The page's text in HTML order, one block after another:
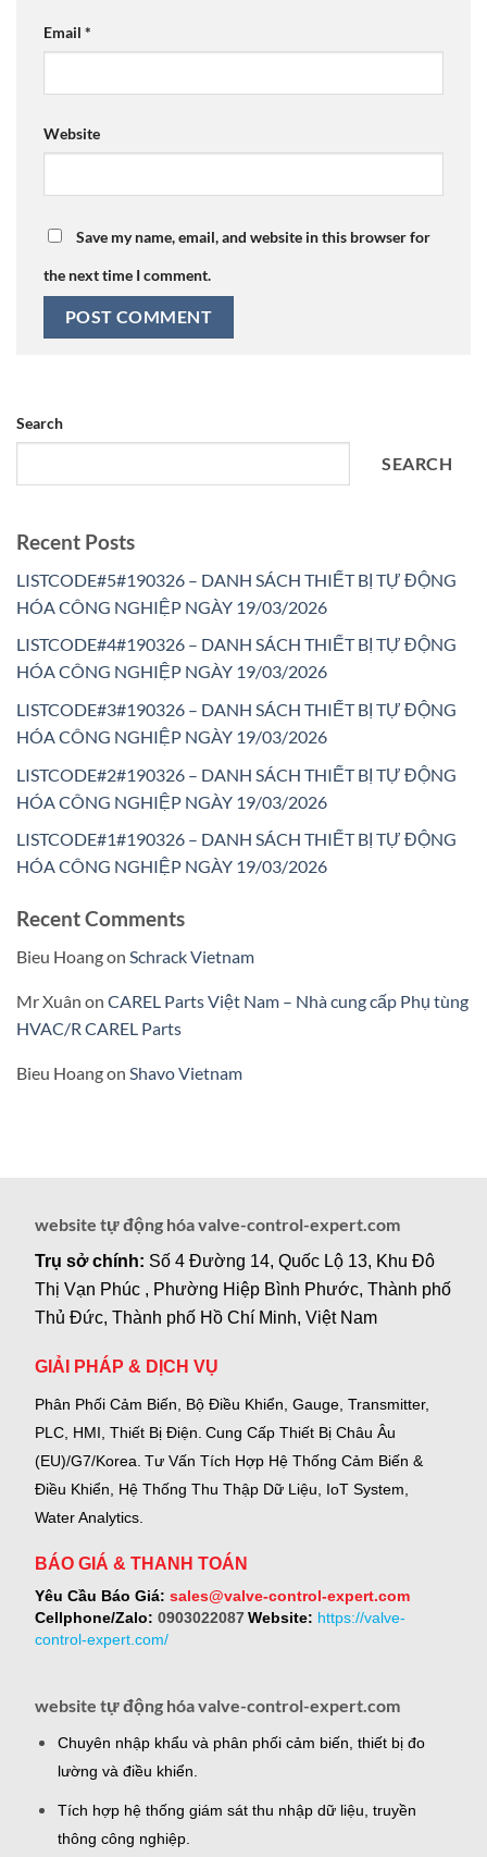
Email *
Website
Save my name, email, and website in this browser for
the next time I comment.
Search
SEARCH
Recent Posts
LISTCODE#5#190326 – DANH SÁCH THIẾT BỊ TỰ ĐỘNG
HÓA CÔNG NGHIỆP NGÀY 19/03/2026
LISTCODE#4#190326 – DANH SÁCH THIẾT BỊ TỰ ĐỘNG
HÓA CÔNG NGHIỆP NGÀY 19/03/2026
LISTCODE#3#190326 – DANH SÁCH THIẾT BỊ TỰ ĐỘNG
HÓA CÔNG NGHIỆP NGÀY 19/03/2026
LISTCODE#2#190326 – DANH SÁCH THIẾT BỊ TỰ ĐỘNG
HÓA CÔNG NGHIỆP NGÀY 19/03/2026
LISTCODE#1#190326 – DANH SÁCH THIẾT BỊ TỰ ĐỘNG
HÓA CÔNG NGHIỆP NGÀY 19/03/2026
Recent Comments
Bieu Hoangon Schrack Vietnam
Mr Xuân on CAREL Parts Việt Nam – Nhà cung cấp Phụ tùng
HVAC/R CAREL Parts
Bieu Hoangon Shavo Vietnam
website tự động hóa valve-control-expert.com
Trụ sở chính: Số 4 Đường 14, Quốc Lộ 13, Khu Đô
Thị Vạn Phúc , Phường Hiệp Bình Phước, Thành phố
Thủ Đức, Thành phố Hồ Chí Minh, Việt Nam
GIẢI PHÁP & DỊCH VỤ
Phân Phối Cảm Biến, Bộ Điều Khiển, Gauge, Transmitter,
PLC, HMI, Thiết Bị Điện. Cung Cấp Thiết Bị Châu Âu
(EU)/G7/Korea. Tư Vấn Tích Hợp Hệ Thống Cảm Biến &
Điều Khiển, Hệ Thống Thu Thập Dữ Liệu, IoT System,
Water Analytics.
BÁO GIÁ & THANH TOÁN
Yêu Cầu Báo Giá: sales@valve-control-expert.com
Cellphone/Zalo: 0903022087 Website: https://valve-
control-expert.com/
website tự động hóa valve-control-expert.com
Chuyên nhập khẩu và phân phối cảm biến, thiết bị đo
lường và điều khiển.
Tích hợp hệ thống giám sát thu nhập dữ liệu, truyền
thông công nghiệp.